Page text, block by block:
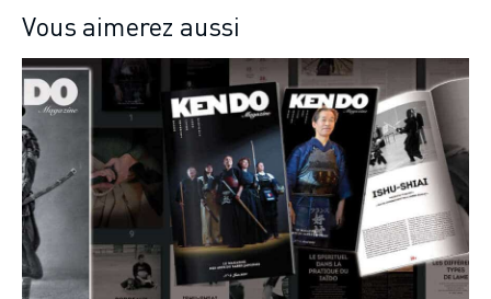
Vous aimerez aussi